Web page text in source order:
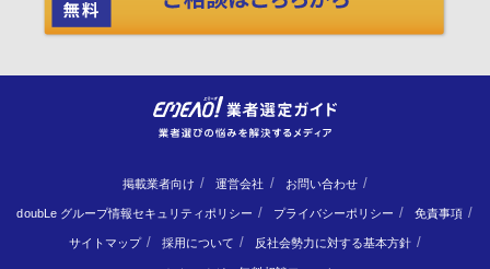
掲載業者向け 運営会社 お問い合わせ
doubLe グループ情報セキュリティポリシー プライバシーポリシー 免責事項
サイトマップ 採用について 反社会勢力に対する基本方針